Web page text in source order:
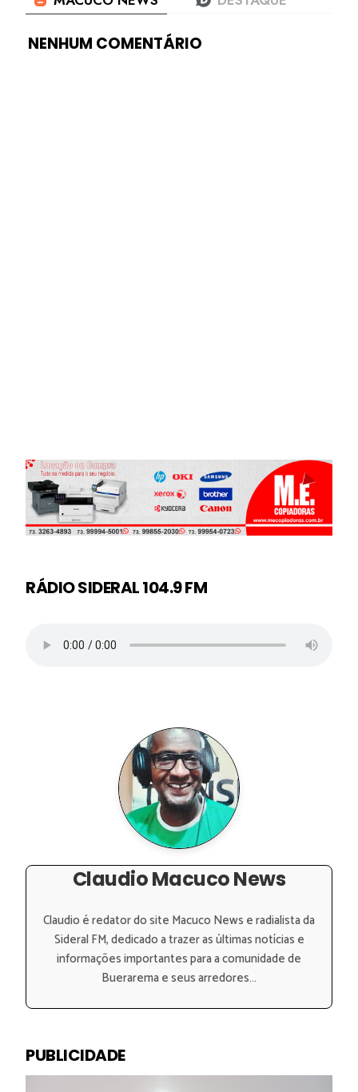
NENHUM COMENTÁRIO
RÁDIO SIDERAL 104.9 FM
Claudio Macuco News
Claudio é redator do site Macuco News e radialista da
Sideral FM, dedicado a trazer as últimas notícias e
informações importantes para a comunidade de
Buerarema e seus arredores...
PUBLICIDADE